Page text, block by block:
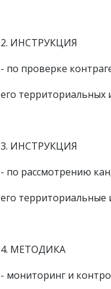
2. ИНСТРУКЦИЯ
- по проверке
его территориальных
3. ИНСТРУКЦИЯ
- по рассмотрению
его территориальные
4. МЕТОДИКА
- мониторинг и